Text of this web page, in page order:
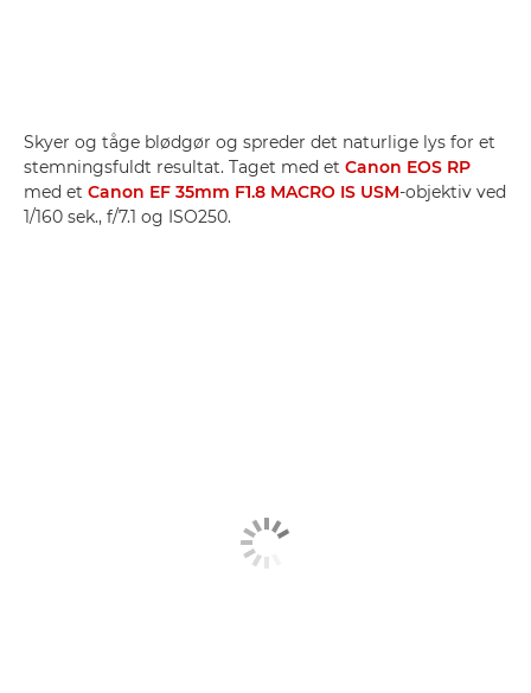
Skyer og tåge blødgør og spreder det naturlige lys for et
stemningsfuldt resultat. Taget med et Canon EOS RP
med et Canon EF 35mm F1.8 MACRO IS USM-objektiv ved
1/160 sek., f/7.1 og ISO250.